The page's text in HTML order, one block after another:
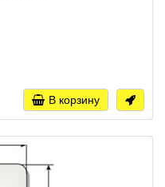
В корзину